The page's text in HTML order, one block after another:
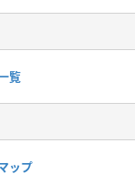
覧
ップ